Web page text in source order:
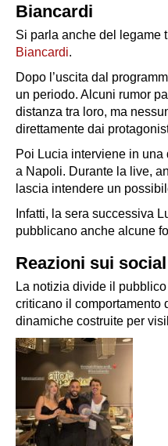
Biancardi
Si parla anche del legame
Biancardi.
Dopo l’uscita dal
un periodo. Alcuni rumor
distanza tra loro, ma
direttamente dai
Poi Lucia interviene in una
a Napoli. Durante la live,
lascia intendere un
Infatti, la sera successiva
pubblicano anche alcune
Reazioni sui social
La notizia divide il
criticano il comportamento
dinamiche costruite per